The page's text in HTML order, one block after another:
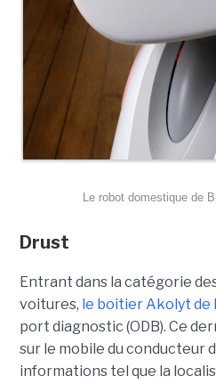
Le robot domestique de
Drust
Entrant dans la catégorie
voitures, le boitier Akolyt de
port diagnostic (ODB). Ce
sur le mobile du conducteur
informations tel que la